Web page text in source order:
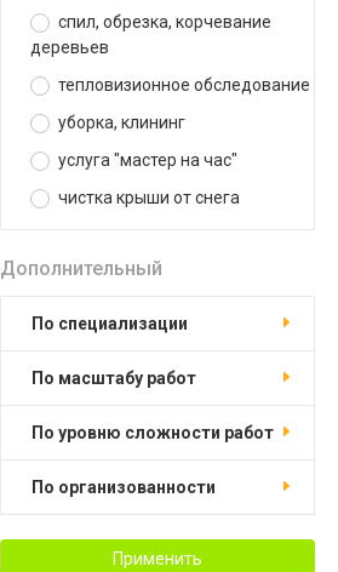
спил, обрезка, корчевание
деревьев
тепловизионное обследование
уборка, клининг
услуга "мастер на час"
чистка крыши от снега
Дополнительный
по специализации
по масштабу работ
по уровню сложности работ
по организованности
Применить